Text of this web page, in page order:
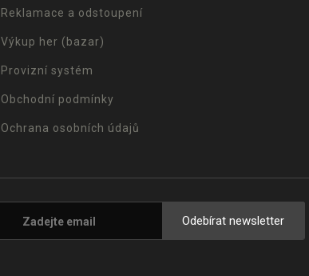
Reklamace a odstoupení
Výkup her (bazar)
Provizní systém
Obchodní podmínky
Ochrana osobních údajů
Odebírat newsletter